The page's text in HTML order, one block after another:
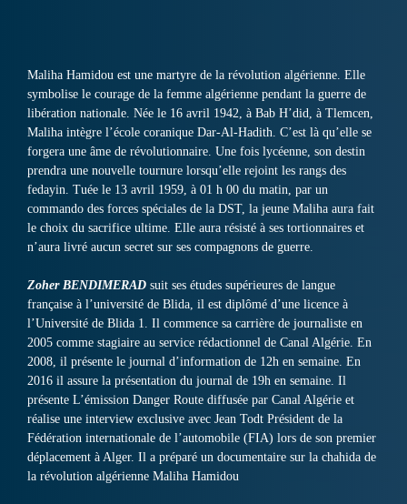
Maliha Hamidou est une martyre de la révolution algérienne. Elle
symbolise le courage de la femme algérienne pendant la guerre de
libération nationale. Née le 16 avril 1942, à Bab H’did, à Tlemcen,
Maliha intègre l’école coranique Dar-Al-Hadith. C’est là qu’elle se
forgera une âme de révolutionnaire. Une fois lycéenne, son destin
prendra une nouvelle tournure lorsqu’elle rejoint les rangs des
fedayin. Tuée le 13 avril 1959, à 01 h 00 du matin, par un
commando des forces spéciales de la DST, la jeune Maliha aura fait
le choix du sacrifice ultime. Elle aura résisté à ses tortionnaires et
n’aura livré aucun secret sur ses compagnons de guerre.
Zoher BENDIMERAD suit ses études supérieures de langue
française à l’université de Blida, il est diplômé d’une licence à
l’Université de Blida 1. Il commence sa carrière de journaliste en
2005 comme stagiaire au service rédactionnel de Canal Algérie. En
2008, il présente le journal d’information de 12h en semaine. En
2016 il assure la présentation du journal de 19h en semaine. Il
présente L’émission Danger Route diffusée par Canal Algérie et
réalise une interview exclusive avec Jean Todt Président de la
Fédération internationale de l’automobile (FIA) lors de son premier
déplacement à Alger. Il a préparé un documentaire sur la chahida de
la révolution algérienne Maliha Hamidou